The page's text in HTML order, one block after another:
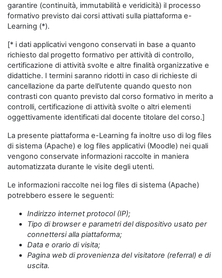
garantire (continuità, immutabilità e veridicità) il processo
formativo previsto dai corsi attivati sulla piattaforma e-
Learning (*).
[* i dati applicativi vengono conservati in base a quanto
richiesto dal progetto formativo per attività di controllo,
certificazione di attività svolte e altre finalità organizzative e
didattiche. I termini saranno ridotti in caso di richieste di
cancellazione da parte dell’utente quando questo non
contrasti con quanto previsto dal corso formativo in merito a
controlli, certificazione di attività svolte o altri elementi
oggettivamente identificati dal docente titolare del corso.]
La presente piattaforma e-Learning fa inoltre uso di log files
di sistema (Apache) e log files applicativi (Moodle) nei quali
vengono conservate informazioni raccolte in maniera
automatizzata durante le visite degli utenti.
Le informazioni raccolte nei log files di sistema (Apache)
potrebbero essere le seguenti:
Indirizzo internet protocol (IP);
Tipo di browser e parametri del dispositivo usato per
connettersi alla piattaforma;
Data e orario di visita;
Pagina web di provenienza del visitatore (referral) e di
uscita.